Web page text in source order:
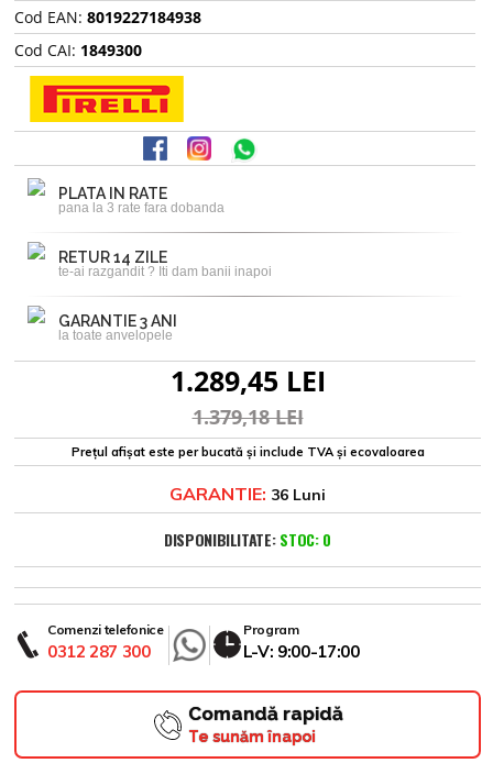
Cod EAN: 8019227184938
Cod CAI: 1849300
PLATA IN RATE
pana la 3 rate fara dobanda
RETUR 14 ZILE
te-ai razgandit ? Iti dam banii inapoi
GARANTIE 3 ANI
la toate anvelopele
1.289,45 LEI
1.379,18 LEI
Prețul afișat este per bucată și include TVA și ecovaloarea
GARANTIE: 36 Luni
DISPONIBILITATE: STOC: 0
Comenzi telefonice
0312 287 300
Program
L-V: 9:00-17:00
Comandă rapidă
Te sunăm înapoi